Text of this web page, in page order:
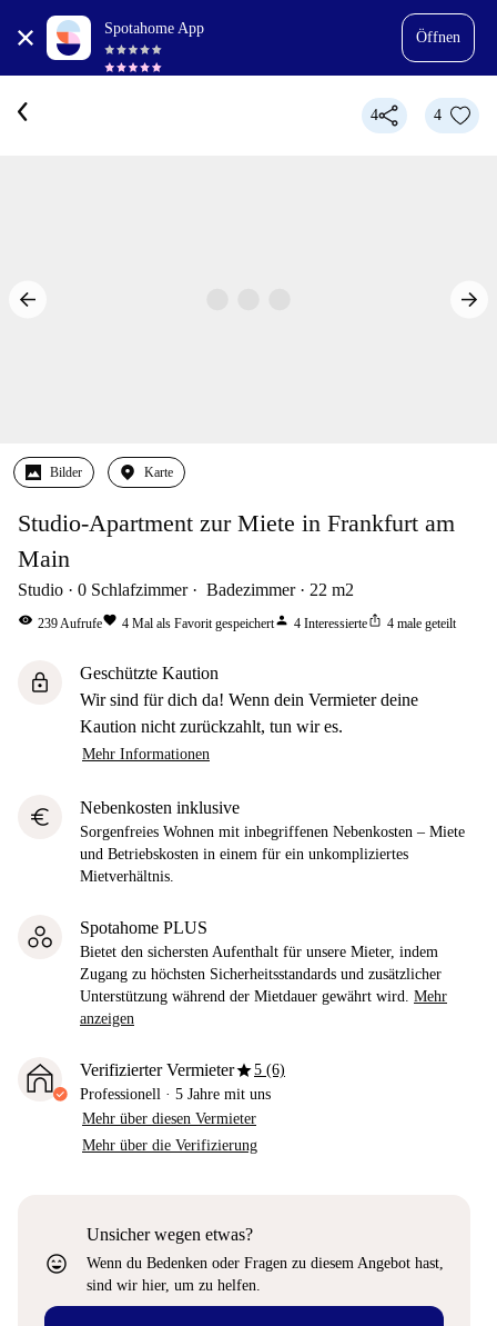
Spotahome App
Öffnen
4 4
Bilder Karte
Studio-Apartment zur Miete in Frankfurt am
Main
Studio 0 Schlafzimmer Badezimmer 22 m2
visibility 239Aufrufefavorite 4 Mal als Favorit gespeichertperson 4 Interessierteios_share 4 male geteilt
lock
Geschützte Kaution
Wir sind für dich da! Wenn dein Vermieter deine
Kaution nicht zurückzahlt, tun wir es.
Mehr Informationen
euro Nebenkosten inklusive
Sorgenfreies Wohnen mit inbegriffenen Nebenkosten – Miete
und Betriebskosten in einem für ein unkompliziertes
Mietverhältnis.
Spotahome PLUS
Bietet den sichersten Aufenthalt für unsere Mieter, indem
Zugang zu höchsten Sicherheitsstandards und zusätzlicher
Unterstützung während der Mietdauer gewährt wird. Mehr
anzeigen
Verifizierter Vermieterstar5 (6)
Professionell · 5 Jahre mit uns
Mehr über diesen Vermieter
Mehr über die Verifizierung
sentiment_very_satisfied
Unsicher wegen etwas?
Wenn du Bedenken oder Fragen zu diesem Angebot hast,
sind wir hier, um zu helfen.